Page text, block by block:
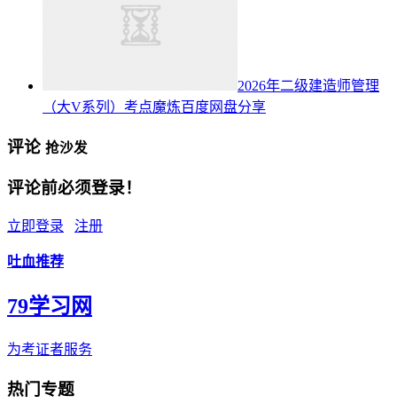
2026年二级建造师管理
（大V系列）考点魔炼百度网盘分享
评论 抢沙发
评论前必须登录！
立即登录 注册
吐血推荐
79学习网
为考证者服务
热门专题